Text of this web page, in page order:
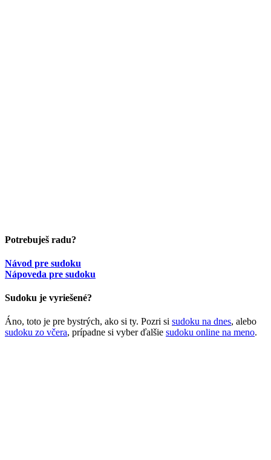
Potrebuješ radu?
Návod pre sudoku
Nápoveda pre sudoku
Sudoku je vyriešené?
Áno, toto je pre bystrých, ako si ty. Pozri si sudoku na dnes, alebo
sudoku zo včera, prípadne si vyber ďalšie sudoku online na meno.